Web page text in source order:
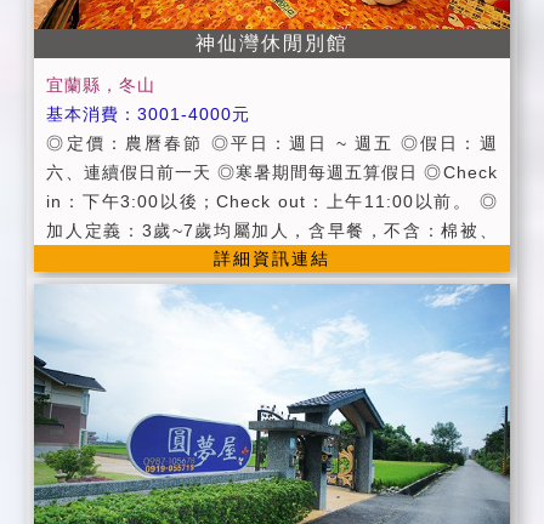
肉需於訂房時告知並經民宿業者同意，且需另外酌收80
0元（提供烤肉用具、木碳、桌椅、碗盤、杯筷+場地清
潔費） 烤肉食材及用品（烤肉醬、特殊用品如鋁箔紙或
竹籤等......）煩請自備。 為避免破壞環境清潔，請勿將
垃圾及食物任意丟棄，謝謝！ ＊＊烤肉活動非本民宿既
有的服務及營業事項，僅為配合"包棟房客"而給予之方
便，因烤肉場地為戶外空間，所以如遇雨勢過大而無法
烤肉時，民宿業者恕不負此責任，所以煩請房客自行研
判入住當日天氣是否適宜烤肉，謝謝！ ＊＊．烤肉活
動，於晚上９點後煩請將說話聲及音樂聲降低，並於２
３點前結束，以免影響附近鄰居，謝謝！（如經勸導不
聽者，民宿業者有權終止烤肉活動，不便之處敬請見
諒！） (3)寢具被品我們會依季節不同做更換，如您個人
有需要另行增加備品，每條床被需加收300元之使用清
潔費。 (4)入住時請提供您的國民身份證或證件以便辦理
登記，同時請繳付住宿費餘款，謝謝。 (5)為維護住宿環
境，請勿攜帶寵物外，及因安全顧慮全面禁止吸煙、酗
酒、聚賭、施放煙火、烤肉等影響他人之行為，不便之
神仙灣休閒別館
宜蘭縣，冬山
基本消費：3001-4000元
◎定價：農曆春節 ◎平日：週日 ~ 週五 ◎假日：週
六、連續假日前一天 ◎寒暑期間每週五算假日 ◎Check
in：下午3:00以後；Check out：上午11:00以前。 ◎
加人定義：3歲~7歲均屬加人，含早餐，不含：棉被、
枕頭、床墊。 ◎加床定義：7歲以上均屬加床，含：早
餐、棉被、枕頭、床墊。 ◎國小以上兒童不適用加人 ◎
提供中西式美味早餐服務。 ◎設施提供：客廳 / 40吋液
晶電視 / 有線頻道 / 分離式變頻冷氣 / 寬頻上網 (需自備
電腦) / 兒童電腦 / ◎公用電腦 / 遊樂室wii (遊戲室開放
使用時間至夜間11:00) ◎自行車暢遊鄉間小路 / 戶外涼
亭 /戶外咖啡椅 / 便利停車場地 / 小型兒童SPA泳池。
◎提供中西式美味早餐服務。 ◎提供宜蘭旅遊資訊服
務。 ◎代辦龜山島賞鯨行程服務。
詳細資訊連結